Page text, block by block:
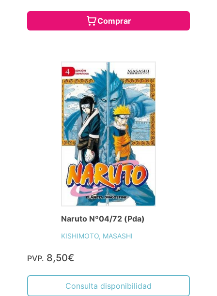
Comprar
Naruto Nº04/72 (Pda)
KISHIMOTO, MASASHI
PVP. 8,50€
Consulta disponibilidad